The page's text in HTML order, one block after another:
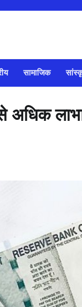
सामाजिक